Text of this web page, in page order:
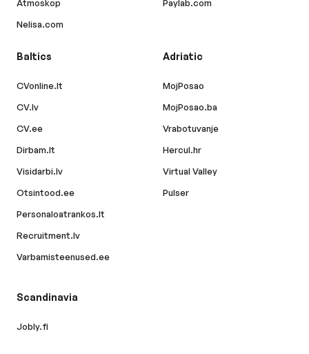
Atmoskop
Nelisa.com
Paylab.com
Baltics
CVonline.lt
CV.lv
CV.ee
Dirbam.lt
Visidarbi.lv
Otsintood.ee
Personaloatrankos.lt
Recruitment.lv
Varbamisteenused.ee
Adriatic
MojPosao
MojPosao.ba
Vrabotuvanje
Hercul.hr
Virtual Valley
Pulser
Scandinavia
Jobly.fi